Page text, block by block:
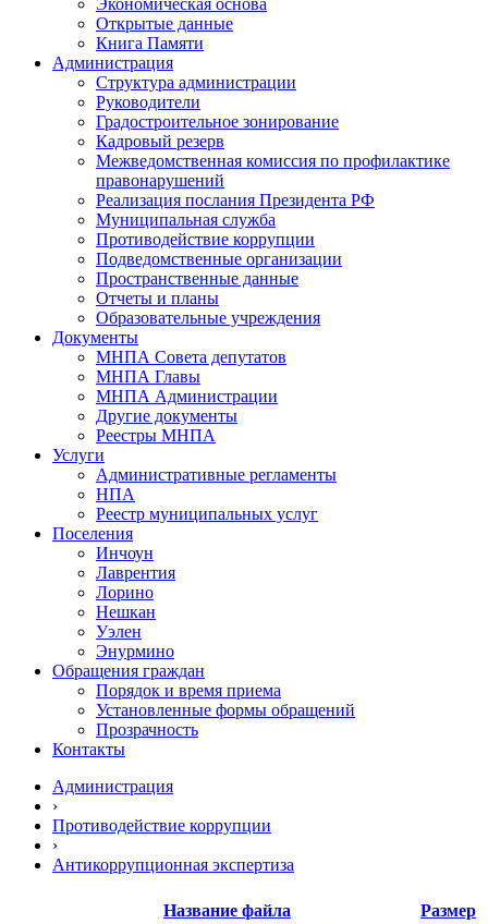
Экономическая основа
Открытые данные
Книга Памяти
Администрация
Структура администрации
Руководители
Градостроительное зонирование
Кадровый резерв
Межведомственная комиссия по профилактике
правонарушений
Реализация послания Президента РФ
Муниципальная служба
Противодействие коррупции
Подведомственные организации
Пространственные данные
Отчеты и планы
Образовательные учреждения
Документы
МНПА Совета депутатов
МНПА Главы
МНПА Администрации
Другие документы
Реестры МНПА
Услуги
Административные регламенты
НПА
Реестр муниципальных услуг
Поселения
Инчоун
Лаврентия
Лорино
Нешкан
Уэлен
Энурмино
Обращения граждан
Порядок и время приема
Установленные формы обращений
Прозрачность
Контакты
Администрация
›
Противодействие коррупции
›
Антикоррупционная экспертиза
Название файла
Размер